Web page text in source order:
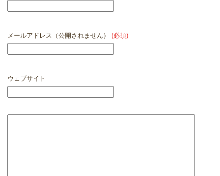
メールアドレス（公開されません） (必須)
ウェブサイト